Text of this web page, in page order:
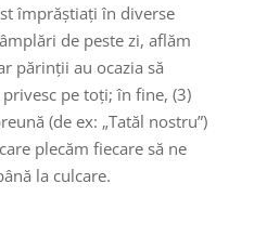
împrăștiați în diverse
de peste zi, aflăm
părinții au ocazia să
pe toți; în fine, (3)
(de ex: „Tatăl nostru”)
plecăm fiecare să ne
la culcare.